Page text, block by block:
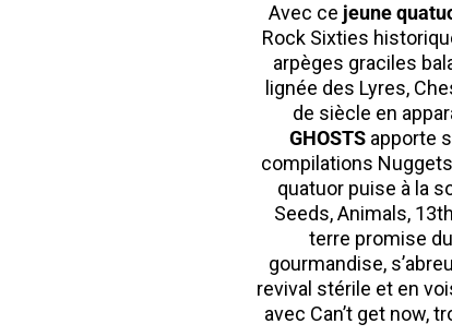
Avec ce jeune
Rock Sixties
arpèges graciles
lignée des Lyres,
de siècle en
GHOSTSapporte
compilations
quatuor puise à la
Seeds, Animals,
terre promise du
gourmandise,
revival stérile et en
avec Can’t get now,